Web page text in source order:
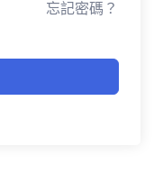
忘記密碼？